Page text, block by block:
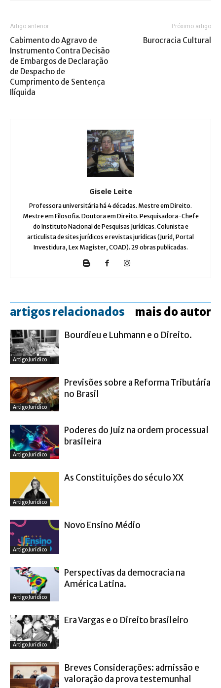
Artigo anterior
Cabimento do Agravo de
Instrumento Contra Decisão
de Embargos de Declaração
de Despacho de
Cumprimento de Sentença
Ilíquida
Próximo artigo
Burocracia Cultural
Gisele Leite
Professora universitária há 4 décadas. Mestre em Direito.
Mestre em Filosofia. Doutora em Direito. Pesquisadora-Chefe
do Instituto Nacional de Pesquisas Jurídicas. Colunista e
articulista de sites jurídicos e revistas juridicas (Jurid, Portal
Investidura, Lex Magister, COAD). 29 obras publicadas.
artigos relacionados mais do autor
Artigo Jurídico
Bourdieu e Luhmann e o Direito.
Artigo Jurídico
Previsões sobre a Reforma Tributária
no Brasil
Artigo Jurídico
Poderes do Juiz na ordem processual
brasileira
Artigo Jurídico
As Constituições do século XX
Artigo Jurídico
Novo Ensino Médio
Artigo Jurídico
Perspectivas da democracia na
América Latina.
Artigo Jurídico
Era Vargas e o Direito brasileiro
Breves Considerações: admissão e
valoração da prova testemunhal